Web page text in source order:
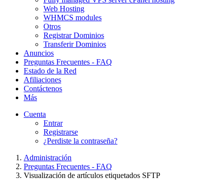
Web Hosting
WHMCS modules
Otros
Registrar Dominios
Transferir Dominios
Anuncios
Preguntas Frecuentes - FAQ
Estado de la Red
Afiliaciones
Contáctenos
Más
Cuenta
Entrar
Registrarse
¿Perdiste la contraseña?
Administración
Preguntas Frecuentes - FAQ
Visualización de artículos etiquetados SFTP